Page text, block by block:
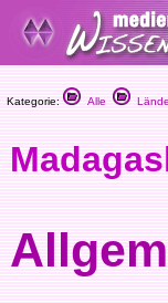
Kategorie: Alle